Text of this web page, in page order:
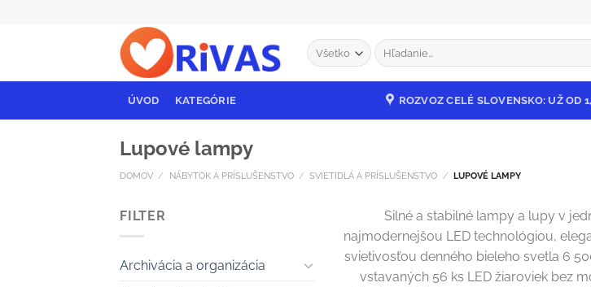
Hľadať:
ÚVOD KATEGÓRIE ROZVOZ CELÉ SLOVENSKO: UŽ OD
Lupové lampy
DOMOV / NÁBYTOK A PRÍSLUŠENSTVO / SVIETIDLÁ A PRÍSLUŠENSTVO / LUPOVÉ LAMPY
FILTER
Archivácia a organizácia
Silné a stabilné lampy a lupy v
najmodernejšou LED technológiou,
svietivosťou denného bieleho svetla 6
vstavaných 56 ks LED žiaroviek bez